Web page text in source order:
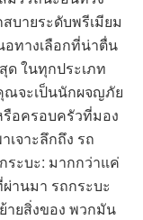
บายระดับพรีเมียม
อทางเลือกที่น่าตื่น
ด ในทุกประเภท
ณจะเป็นนักผจญภัย
อครอบครัวที่มอง
จาะลึกถึง รถ
ระบะ: มากกว่าแค่
านมา รถกระบะ
ายสิ่งของ พวกมัน